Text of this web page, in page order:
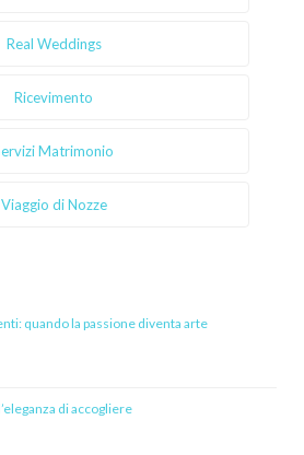
Real Weddings
Ricevimento
Matrimonio
Viaggio di Nozze
quando la passione diventa arte
di accogliere